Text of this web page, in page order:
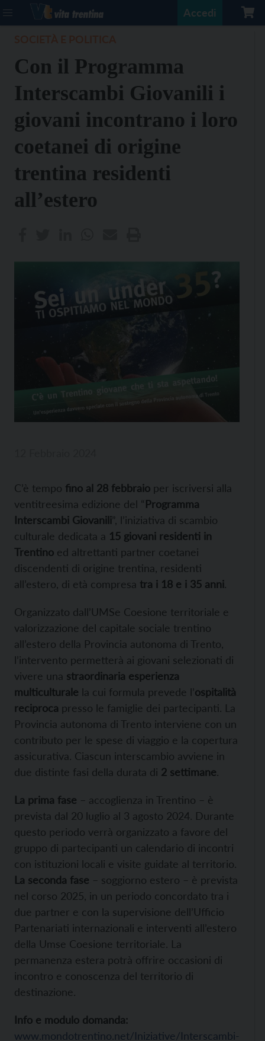
Accedi
Con il Programma
Interscambi Giovanili i
giovani incontrano i loro
coetanei di origine
trentina residenti
all’estero
C’è tempo fino al 28 febbraio per iscriversi alla
ventitreesima edizione del “Programma
Interscambi Giovanili”, l’iniziativa di scambio
culturale dedicata a 15 giovani residenti in
Trentino ed altrettanti partner coetanei
discendenti di origine trentina, residenti
all’estero, di età compresa tra i 18 e i 35 anni.
Organizzato dall’UMSe Coesione territoriale e
valorizzazione del capitale sociale trentino
all’estero della Provincia autonoma di Trento,
l’intervento permetterà ai giovani selezionati di
vivere una straordinaria esperienza
multiculturale la cui formula prevede l’ospitalità
reciproca presso le famiglie dei partecipanti. La
Provincia autonoma di Trento interviene con un
contributo per le spese di viaggio e la copertura
assicurativa. Ciascun interscambio avviene in
due distinte fasi della durata di 2 settimane.
La prima fase – accoglienza in Trentino – è
prevista dal 20 luglio al 3 agosto 2024. Durante
questo periodo verrà organizzato a favore del
gruppo di partecipanti un calendario di incontri
con istituzioni locali e visite guidate al territorio.
La seconda fase – soggiorno estero – è prevista
nel corso 2025, in un periodo concordato tra i
due partner e con la supervisione dell’Ufficio
Partenariati internazionali e interventi all’estero
della Umse Coesione territoriale. La
permanenza estera potrà offrire occasioni di
incontro e conoscenza del territorio di
destinazione.
Info e modulo domanda:
www.mondotrentino.net/Iniziative/Interscambi-